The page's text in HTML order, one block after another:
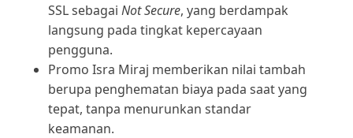
SSL sebagai Not Secure, yang berdampak
langsung pada tingkat kepercayaan
pengguna.
Promo Isra Miraj memberikan nilai tambah
berupa penghematan biaya pada saat yang
tepat, tanpa menurunkan standar
keamanan.